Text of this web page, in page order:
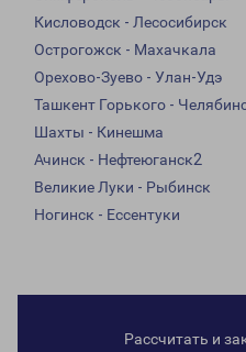
Кисловодск - Лесосибирск
Острогожск - Махачкала
Орехово-Зуево - Улан-Удэ
Ташкент Горького -
Шахты - Кинешма
Ачинск - Нефтеюганск2
Великие Луки - Рыбинск
Ногинск - Ессентуки
Рассчитать и